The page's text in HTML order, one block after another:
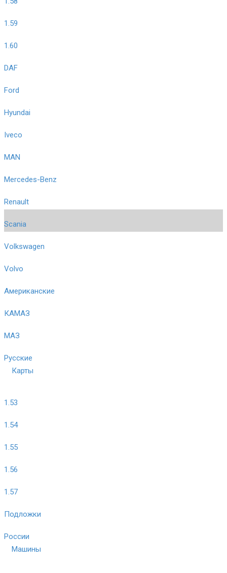
1.59
1.60
DAF
Ford
Hyundai
Iveco
MAN
Mercedes-Benz
Renault
Scania
Volkswagen
Volvo
Американские
КАМАЗ
МАЗ
Русские
Карты
1.53
1.54
1.55
1.56
1.57
Подложки
России
Машины